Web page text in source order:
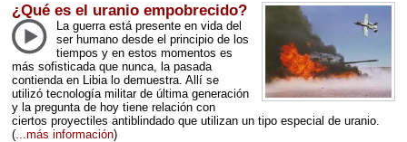
¿Qué es el uranio empobrecido?
La guerra está presente en vida del
ser humano desde el principio de los
tiempos y en estos momentos es
más sofisticada que nunca, la pasada
contienda en Libia lo demuestra. Allí se
utilizó tecnología militar de última generación
y la pregunta de hoy tiene relación con
ciertos proyectiles antiblindado que utilizan un tipo especial de uranio.
(...más información)